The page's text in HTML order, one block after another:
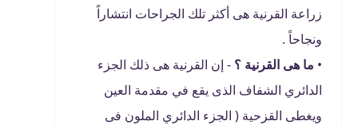
زراعة القرنية هى أكثر تلك الجراحات انتشاراً
ونجاحاً .
• ما هى القرنية ؟ - إن القرنية هى ذلك الجزء
الدائري الشفاف الذى يقع في مقدمة العين
ويغطى القزحية ( الجزء الدائري الملون فى